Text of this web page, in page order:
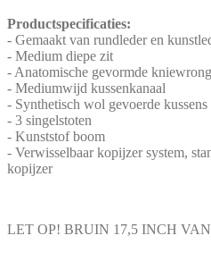
Productspecificaties:
- Gemaakt van rundleder en
- Medium diepe zit
- Anatomische gevormde
- Mediumwijd kussenkanaal
- Synthetisch wol gevoerde kussens
- 3 singelstoten
- Kunststof boom
- Verwisselbaar kopijzer system,
kopijzer
LET OP! BRUIN 17,5 INCH